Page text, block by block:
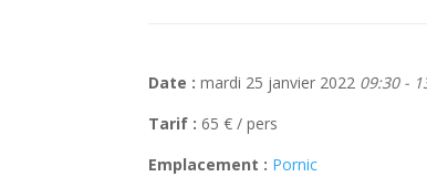
Date : mardi 25 janvier 2022 09:30 -
Tarif : 65 € / pers
Emplacement : Pornic